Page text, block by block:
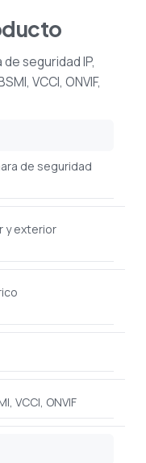
seguridad IP,
VCCI, ONVIF,
de seguridad
y exterior
VCCI, ONVIF